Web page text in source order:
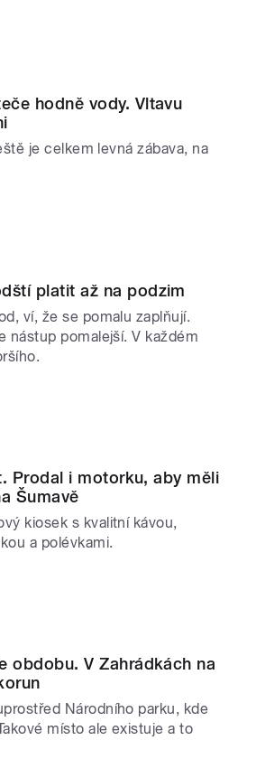
hodně vody. Vltavu
je celkem levná zábava, na
platit až na podzim
ví, že se pomalu zaplňují.
nástup pomalejší. V každém
Prodal i motorku, aby měli
Šumavě
kiosek s kvalitní kávou,
a polévkami.
obdobu. V Zahrádkách na
Národního parku, kde
místo ale existuje a to